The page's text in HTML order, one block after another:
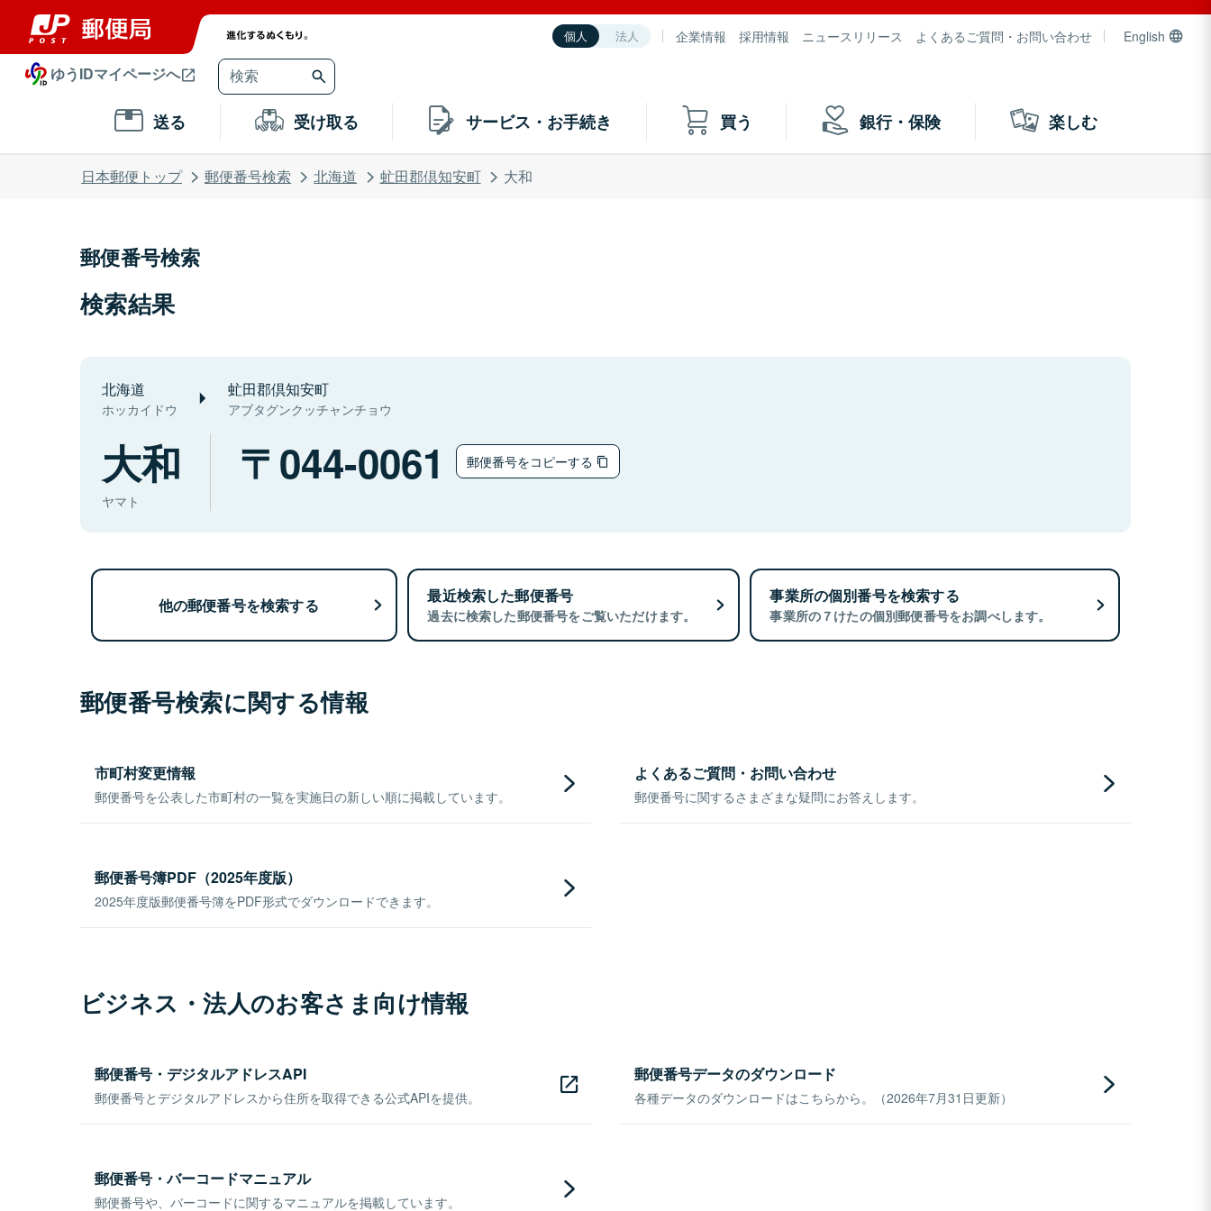
個人 法人 企業情報 採用情報 ニュースリリース よくあるご質問・お問い合わせ English
ゆうIDマイページへ
送る 受け取る サービス・お手続き 買う 銀行・保険 楽しむ
日本郵便トップ 郵便番号検索 北海道 虻田郡倶知安町 大和
郵便番号検索
検索結果
北海道
ホッカイドウ
虻田郡倶知安町
アブタグンクッチャンチョウ
大和
ヤマト
044-0061 郵便番号をコピーする
他の郵便番号を検索する 最近検索した郵便番号
過去に検索した郵便番号をご覧いただけます。
事業所の個別番号を検索する
事業所の７けたの個別郵便番号をお調べします。
郵便番号検索に関する情報
市町村変更情報
郵便番号を公表した市町村の一覧を実施日の新しい順に掲載しています。
よくあるご質問・お問い合わせ
郵便番号に関するさまざまな疑問にお答えします。
郵便番号簿PDF（2025年度版）
2025年度版郵便番号簿をPDF形式でダウンロードできます。
ビジネス・法人のお客さま向け情報
郵便番号・デジタルアドレスAPI
郵便番号とデジタルアドレスから住所を取得できる公式APIを提供。
郵便番号データのダウンロード
各種データのダウンロードはこちらから。（2026年7月31日更新）
郵便番号・バーコードマニュアル
郵便番号や、バーコードに関するマニュアルを掲載しています。